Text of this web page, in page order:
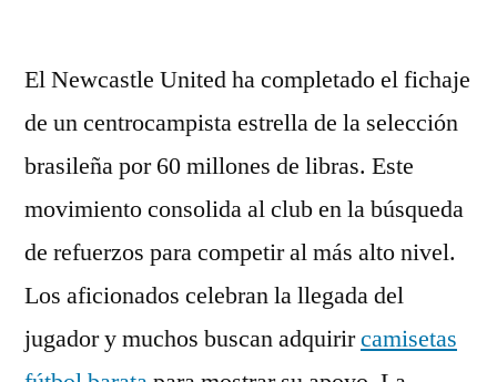
El Newcastle United ha completado el fichaje
de un centrocampista estrella de la selección
brasileña por 60 millones de libras. Este
movimiento consolida al club en la búsqueda
de refuerzos para competir al más alto nivel.
Los aficionados celebran la llegada del
jugador y muchos buscan adquirircamisetas